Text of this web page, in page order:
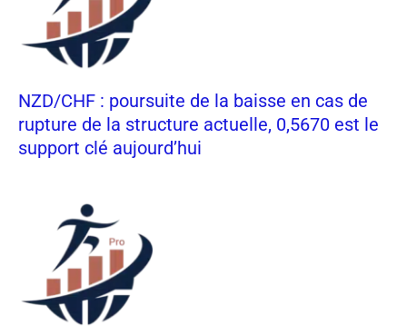
NZD/CHF : poursuite de la baisse en cas de
rupture de la structure actuelle, 0,5670 est le
support clé aujourd’hui